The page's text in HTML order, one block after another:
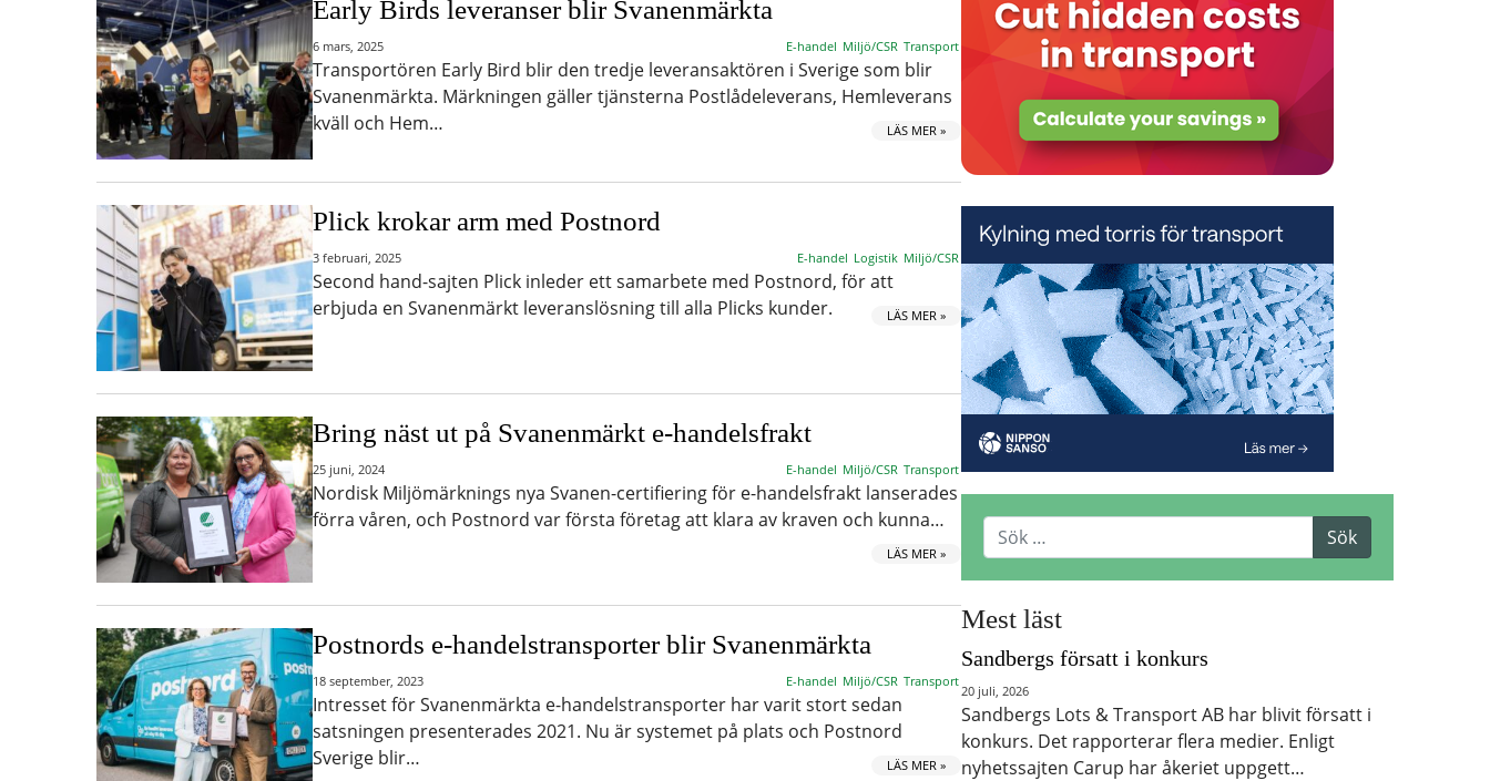
Early Birds leveranser blir Svanenmärkta
6 mars, 2025 E-handel Miljö/CSR Transport
Transportören Early Bird blir den tredje leveransaktören i Sverige som blir
Svanenmärkta. Märkningen gäller tjänsterna Postlådeleverans, Hemleverans
kväll och Hem…
LÄS MER »
Plick krokar arm med Postnord
3 februari, 2025 E-handel Logistik Miljö/CSR
Second hand-sajten Plick inleder ett samarbete med Postnord, för att
erbjuda en Svanenmärkt leveranslösning till alla Plicks kunder.
LÄS MER »
Bring näst ut på Svanenmärkt e-handelsfrakt
25 juni, 2024 E-handel Miljö/CSR Transport
Nordisk Miljömärknings nya Svanen-certifiering för e-handelsfrakt lanserades
förra våren, och Postnord var första företag att klara av kraven och kunna…
LÄS MER »
Postnords e-handelstransporter blir Svanenmärkta
18 september, 2023 E-handel Miljö/CSR Transport
Intresset för Svanenmärkta e-handelstransporter har varit stort sedan
satsningen presenterades 2021. Nu är systemet på plats och Postnord
Sverige blir…
LÄS MER »
Mest läst
Sandbergs försatt i konkurs
20 juli, 2026
Sandbergs Lots & Transport AB har blivit försatt i
konkurs. Det rapporterar flera medier. Enligt
nyhetssajten Carup har åkeriet uppgett…